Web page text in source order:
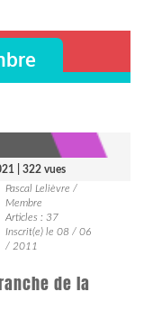
| 322 vues
Pascal Lelièvre /
Membre
Articles : 37
Inscrit(e) le 08 / 06
/ 2011
de la